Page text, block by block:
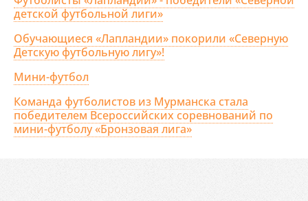
детской футбольной лиги»
Обучающиеся «Лапландии» покорили «Северную
Детскую футбольную лигу»!
Мини-футбол
Команда футболистов из Мурманска стала
победителем Всероссийских соревнований по
мини-футболу «Бронзовая лига»